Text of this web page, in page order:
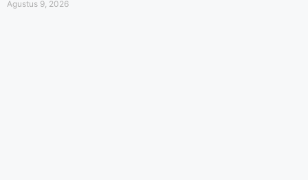
Agustus 9, 2026